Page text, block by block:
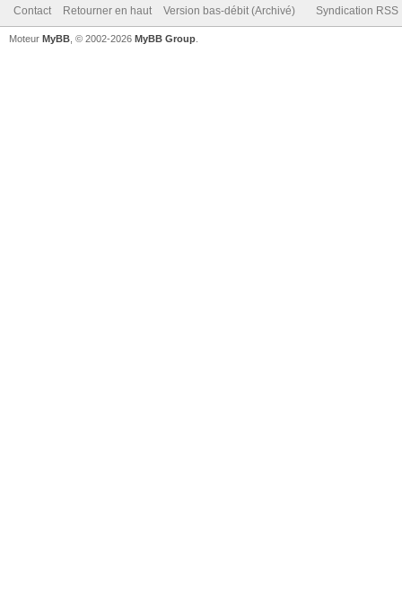
Contact Retourner en haut Version bas-débit (Archivé) Syndication RSS
Moteur MyBB , © 2002-2026 MyBB Group